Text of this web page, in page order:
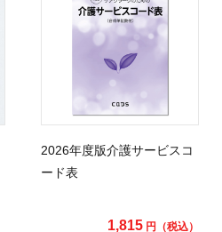
2026年度版介護サービスコ
ード表
1,815 円（税込）